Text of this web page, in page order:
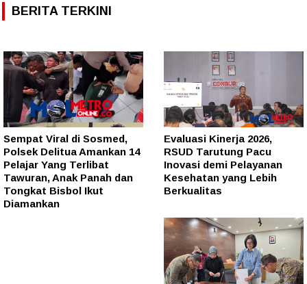
BERITA TERKINI
Sempat Viral di Sosmed,
Polsek Delitua Amankan 14
Pelajar Yang Terlibat
Tawuran, Anak Panah dan
Tongkat Bisbol Ikut
Diamankan
Evaluasi Kinerja 2026,
RSUD Tarutung Pacu
Inovasi demi Pelayanan
Kesehatan yang Lebih
Berkualitas